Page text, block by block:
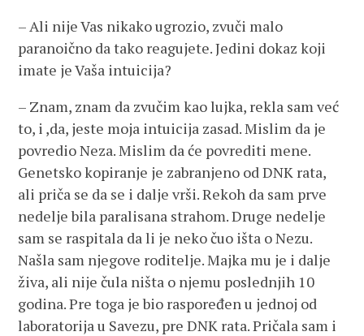
– Ali nije Vas nikako ugrozio, zvuči malo
paranoično da tako reagujete. Jedini dokaz koji
imate je Vaša intuicija?
– Znam, znam da zvučim kao lujka, rekla sam već
to, i ,da, jeste moja intuicija zasad. Mislim da je
povredio Neza. Mislim da će povrediti mene.
Genetsko kopiranje je zabranjeno od DNK rata,
ali priča se da se i dalje vrši. Rekoh da sam prve
nedelje bila paralisana strahom. Druge nedelje
sam se raspitala da li je neko čuo išta o Nezu.
Našla sam njegove roditelje. Majka mu je i dalje
živa, ali nije čula ništa o njemu poslednjih 10
godina. Pre toga je bio raspoređen u jednoj od
laboratorija u Savezu, pre DNK rata. Pričala sam i